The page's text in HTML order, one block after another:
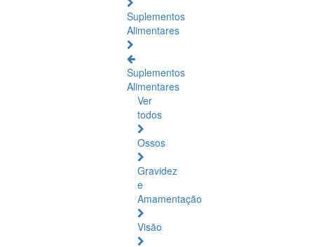
Suplementos
Alimentares
Suplementos
Alimentares
Ver
todos
Ossos
Gravidez
e
Amamentação
Visão